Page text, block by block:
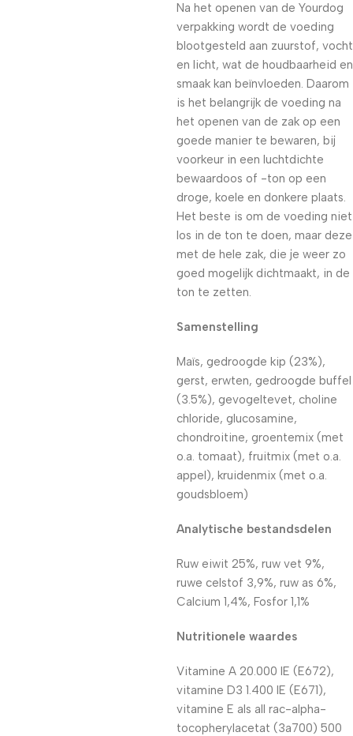
Na het openen van de Yourdog
verpakking wordt de voeding
blootgesteld aan zuurstof, vocht
en licht, wat de houdbaarheid en
smaak kan beïnvloeden. Daarom
is het belangrijk de voeding na
het openen van de zak op een
goede manier te bewaren, bij
voorkeur in een luchtdichte
bewaardoos of -ton op een
droge, koele en donkere plaats.
Het beste is om de voeding niet
los in de ton te doen, maar deze
met de hele zak, die je weer zo
goed mogelijk dichtmaakt, in de
ton te zetten.
Samenstelling
Maïs, gedroogde kip (23%),
gerst, erwten, gedroogde buffel
(3.5%), gevogeltevet, choline
chloride, glucosamine,
chondroitine, groentemix (met
o.a. tomaat), fruitmix (met o.a.
appel), kruidenmix (met o.a.
goudsbloem)
Analytische bestandsdelen
Ruw eiwit 25%, ruw vet 9%,
ruwe celstof 3,9%, ruw as 6%,
Calcium 1,4%, Fosfor 1,1%
Nutritionele waardes
Vitamine A 20.000 IE (E672),
vitamine D3 1.400 IE (E671),
vitamine E als all rac-alpha-
tocopherylacetat (3a700) 500